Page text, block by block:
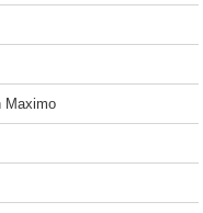
Maximo